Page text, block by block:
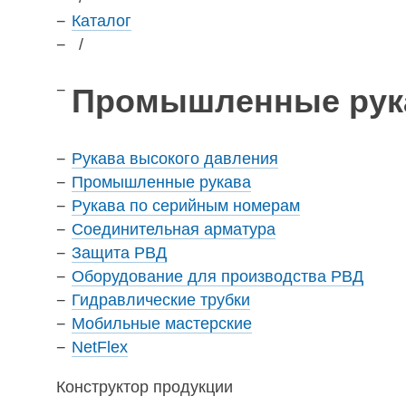
Каталог
/
Промышленные
Рукава высокого давления
Промышленные рукава
Рукава по серийным номерам
Соединительная арматура
Защита РВД
Оборудование для производства РВД
Гидравлические трубки
Мобильные мастерские
NetFlex
Конструктор продукции